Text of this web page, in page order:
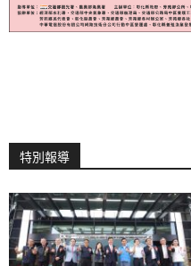
特別報導